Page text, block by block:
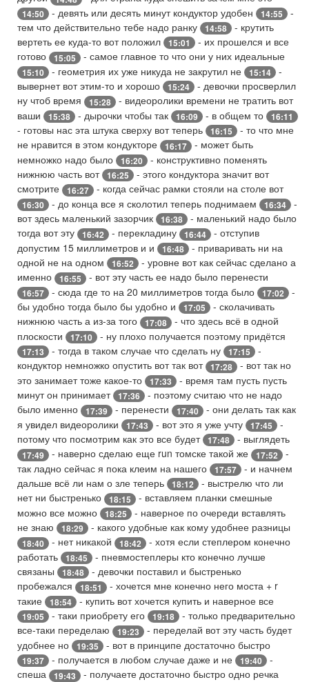
14:50 - девять или десять минут кондуктор удобен 14:55
-
тем что действительно тебе надо ранку
14:58
- крутить
вертеть ее куда-то вот положил
15:01
- их прошелся и все
готово
15:05 - самое главное то что они у них идеальные
15:10 - геометрия их уже никуда не закрутил не 15:14
-
вывернет вот этим-то и хорошо
15:24
- девочки просверлил
ну чтоб время
15:28
- видеоролики времени не тратить вот
ваши
15:38 - дырочки чтобы так 16:09 - в общем то 16:11
- готовы нас эта штука сверху вот теперь 16:15
- то что мне
не нравится в этом кондукторе
16:17
- может быть
немножко надо было
16:20
- конструктивно поменять
нижнюю часть вот 16:25
- этого кондуктора значит вот
смотрите
16:27 - когда сейчас рамки стояли на столе вот
16:30 - до конца все я сколотил теперь поднимаем 16:34
-
вот здесь маленький зазорчик
16:38
- маленький надо было
тогда вот эту
16:42 - перекладину 16:44
- отступив
допустим 15 миллиметров и и
16:48
- приваривать ни на
одной не на одном
16:52
- уровне вот как сейчас сделано а
именно
16:55 - вот эту часть ее надо было перенести
16:57 - сюда где то на 20 миллиметров тогда было 17:02
-
бы удобно тогда было бы удобно и
17:05
- сколачивать
нижнюю часть а из-за того
17:08
- что здесь всё в одной
плоскости
17:10 - ну плохо получается поэтому придётся
17:13 - тогда в таком случае что сделать ну 17:15
-
кондуктор немножко опустить вот так вот 17:28
- вот так но
это занимает тоже какое-то
17:33
- время там пусть пусть
минут он принимает 17:36
- поэтому считаю что не надо
было именно
17:39 - перенести 17:40
- они делать так как
я увидел видеоролики
17:43 - вот это я уже учту 17:45
-
потому что посмотрим как это все будет 17:48 - выглядеть
17:49 - наверно сделаю еще run томске такой же 17:52
-
так ладно сейчас я пока клеим на нашего
17:57
- и начнем
дальше всё ли нам о зле теперь
18:12
- выстрелю что ли
нет ни быстренько
18:15
- вставляем планки смешные
можно все можно
18:25
- наверное по очереди вставлять
не знаю
18:29 - какого удобные как кому удобнее разницы
18:40 - нет никакой 18:42
- хотя если степлером конечно
работать
18:45
- пневмостеплеры кто конечно лучше
связаны
18:48
- девочки поставил и быстренько
пробежался
18:51
- хочется мне конечно него моста + r
такие
18:54 - купить вот хочется купить и наверное все
19:05 - таки приобрету его 19:18
- только предварительно
все-таки переделаю
19:23
- переделай вот эту часть будет
удобнее но
19:35 - вот в принципе достаточно быстро
19:37 - получается в любом случае даже и не 19:40
-
спеша
19:43
- получаете достаточно быстро одно речка